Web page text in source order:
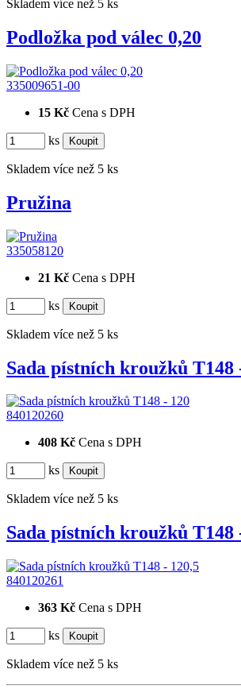
Skladem více než 5 ks
Podložka pod válec 0,20
335009651-00
15 Kč Cena s DPH
ks
Skladem více než 5 ks
Pružina
335058120
21 Kč Cena s DPH
ks
Skladem více než 5 ks
Sada pístních kroužků T148
840120260
408 Kč Cena s DPH
ks
Skladem více než 5 ks
Sada pístních kroužků T148
840120261
363 Kč Cena s DPH
ks
Skladem více než 5 ks